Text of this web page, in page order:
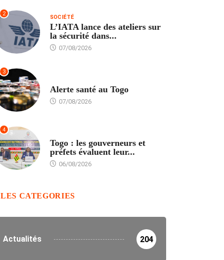
2 SOCIÉTÉ
L’IATA lance des ateliers sur
la sécurité dans...
07/08/2026
3
Alerte santé au Togo
07/08/2026
4
Togo : les gouverneurs et
préfets évaluent leur...
06/08/2026
LES CATEGORIES
Actualités 204